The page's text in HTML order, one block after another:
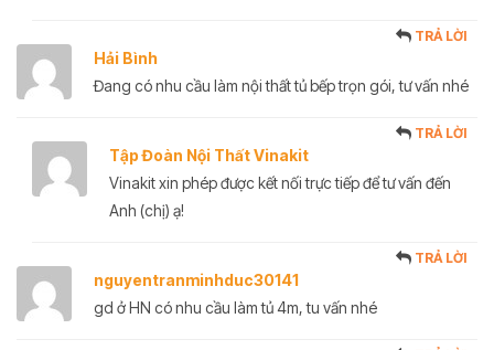
Hải Bình
TRẢ LỜI
Đang có nhu cầu làm nội thất tủ bếp trọn gói, tư vấn nhé
Tập Đoàn Nội Thất Vinakit
TRẢ LỜI
Vinakit xin phép được kết nối trực tiếp để tư vấn đến
Anh (chị) ạ!
nguyentranminhduc30141
TRẢ LỜI
gd ở HN có nhu cầu làm tủ 4m, tu vấn nhé